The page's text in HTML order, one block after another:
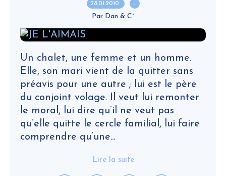
28.01.2010 …
Par Dan & C°
Un chalet, une femme et un homme.
Elle, son mari vient de la quitter sans
préavis pour une autre ; lui est le père
du conjoint volage. Il veut lui remonter
le moral, lui dire qu’il ne veut pas
qu’elle quitte le cercle familial, lui faire
comprendre qu’une...
Lire la suite